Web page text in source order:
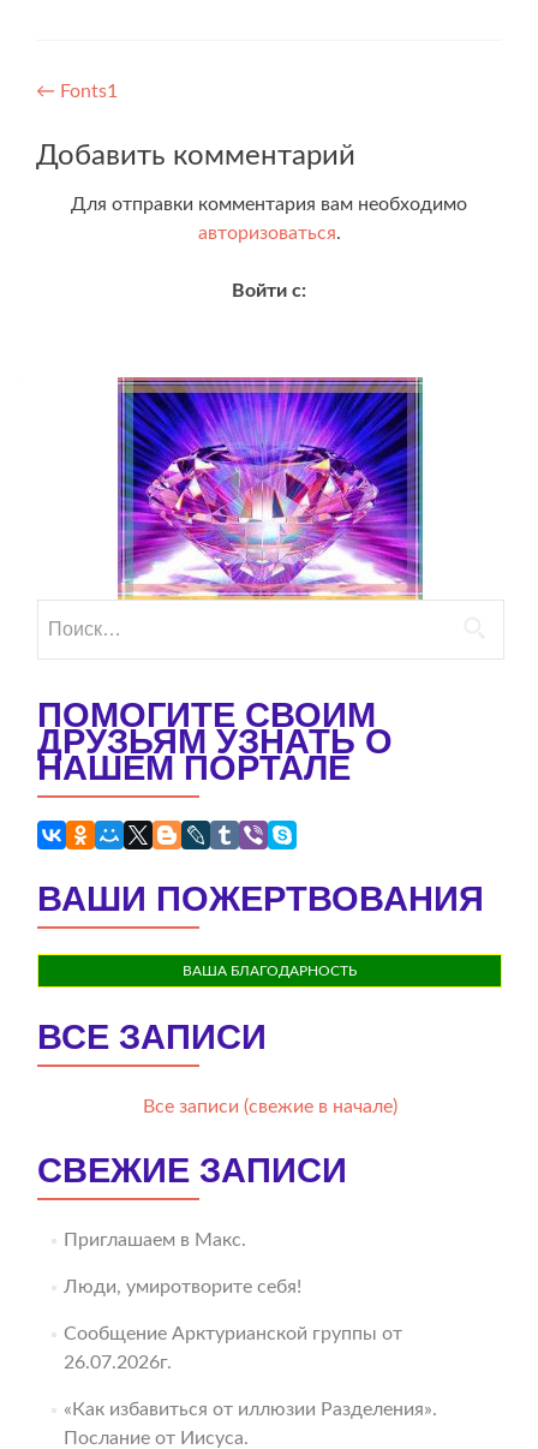
Навигация
по
записям
← Fonts1
Добавить комментарий
Для отправки комментария вам необходимо
авторизоваться.
Войти с:
ПОМОГИТЕ СВОИМ
ДРУЗЬЯМ УЗНАТЬ О
НАШЕМ ПОРТАЛЕ
ВАШИ ПОЖЕРТВОВАНИЯ
ВАША БЛАГОДАРНОСТЬ
ВСЕ ЗАПИСИ
Все записи (свежие в начале)
СВЕЖИЕ ЗАПИСИ
Приглашаем в Макс.
Люди, умиротворите себя!
Сообщение Арктурианской группы от
26.07.2026г.
«Как избавиться от иллюзии Разделения».
Послание от Иисуса.